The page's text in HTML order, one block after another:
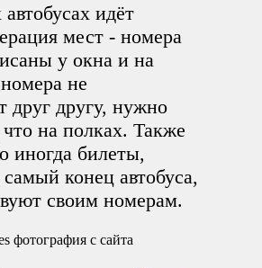
идёт
мест - номера
у окна и на
не
друг другу, нужно
на полках. Также
иногда билеты,
конец автобуса,
своим номерам.